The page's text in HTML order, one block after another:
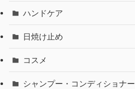
ハンドケア
日焼け止め
コスメ
シャンプー・コンディショナー